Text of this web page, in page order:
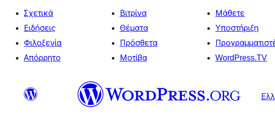
Σχετικά
Ειδήσεις
Φιλοξενία
Απόρρητο
Βιτρίνα
Θέματα
Πρόσθετα
Μοτίβα
Μάθετε
Υποστήριξη
WordPress.TV